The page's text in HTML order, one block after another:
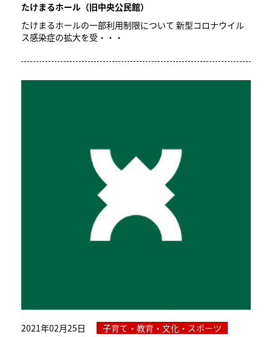
たけまるホール（旧中央公民館）
たけまるホールの一部利用制限について 新型コロナウイル
ス感染症の拡大を受・・・
2021年02月25日 子育て・教育・文化・スポーツ